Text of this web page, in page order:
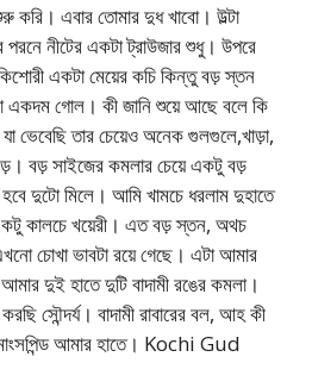
করি। এবার তোমার দুধ খাবো। উল্টা
নীটের একটা ট্রাউজার শুধু। উপরে
একটা মেয়ের কচি কিন্তু বড় স্তন
একদম গোল। কী জানি শুয়ে আছে বলে কি
ভেবেছি তার চেয়েও অনেক গুলগুলে,খাড়া,
বড় সাইজের কমলার চেয়ে একটু বড়
দুটো মিলে। আমি খামচে ধরলাম দুহাতে
কালচে খয়েরী। এত বড় স্তন, অথচ
চোখা ভাবটা রয়ে গেছে। এটা আমার
দুই হাতে দুটি বাদামী রঙের কমলা।
সৌন্দর্য। বাদামী রাবারের বল, আহ কী
আমার হাতে। Kochi Gud